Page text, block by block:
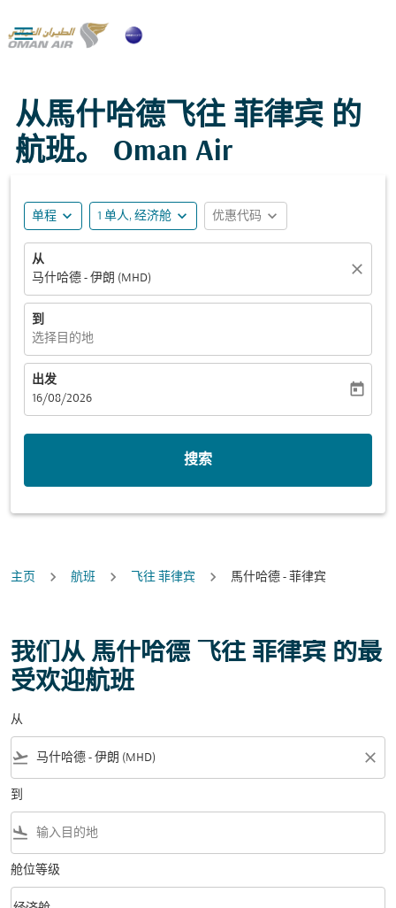

从馬什哈德飞往 菲律宾 的
航班。 Oman Air
单程 expand_more 1 单人, 经济舱 expand_more 优惠代码 expand_more
从
马什哈德 - 伊朗 (MHD)
close
到
选择目的地
出发
fc-booking-departure-date-aria-label
16/08/2026
today
搜索
主页 航班 飞往 菲律宾 馬什哈德 - 菲律宾
我们从 馬什哈德 飞往 菲律宾 的最
受欢迎航班
从
flight_takeoff close
到
flight_land
舱位等级